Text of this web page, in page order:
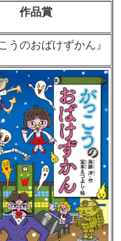
作品賞
うのおばけずかん』